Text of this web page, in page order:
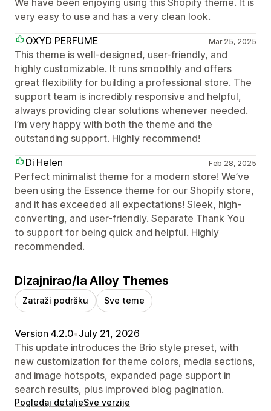
We have been enjoying using this Shopify theme. It is
very easy to use and has a very clean look.
OXYD PERFUME
Mar 25, 2025
This theme is well-designed, user-friendly, and
highly customizable. It runs smoothly and offers
great flexibility for building a professional store. The
support team is incredibly responsive and helpful,
always providing clear solutions whenever needed.
I’m very happy with both the theme and the
outstanding support. Highly recommend!
Di Helen
Feb 28, 2025
Perfect minimalist theme for a modern store! We’ve
been using the Essence theme for our Shopify store,
and it has exceeded all expectations! Sleek, high-
converting, and user-friendly. Separate Thank You
to support for being quick and helpful. Highly
recommended.
Dizajnirao/la Alloy Themes
Zatraži podršku Sve teme
Version 4.2.0•July 21, 2026
This update introduces the Brio style preset, with
new customization for theme colors, media sections,
and image hotspots, expanded page support in
search results, plus improved blog pagination.
Pogledaj detaljeSve verzije